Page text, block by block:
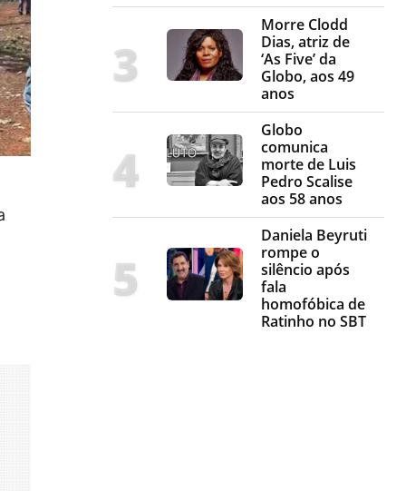
Morre Clodd
Dias, atriz de
‘As Five’ da
Globo, aos 49
anos
Globo
comunica
morte de Luis
Pedro Scalise
aos 58 anos
Daniela Beyruti
rompe o
silêncio após
fala
homofóbica de
Ratinho no SBT